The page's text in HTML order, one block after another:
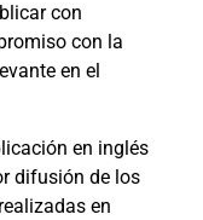
con
con la
en el
en inglés
difusión de los
en